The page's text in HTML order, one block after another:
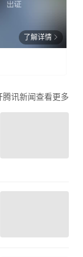
了解详情
腾讯新闻查看更多